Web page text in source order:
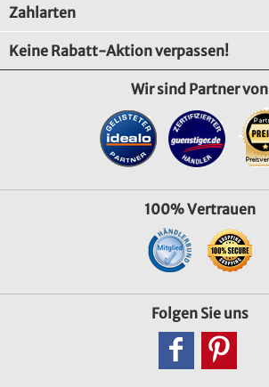
Zahlarten
Keine Rabatt-Aktion verpassen!
Wir sind Partner von
100% Vertrauen
Folgen Sie uns